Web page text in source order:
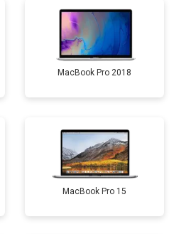
MacBook Pro 2018
MacBook Pro 15